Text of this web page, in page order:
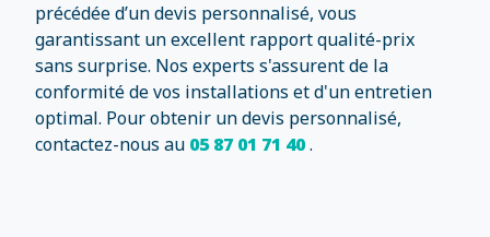
précédée d’un devis personnalisé, vous
garantissant un excellent rapport qualité-prix
sans surprise. Nos experts s'assurent de la
conformité de vos installations et d'un entretien
optimal. Pour obtenir un devis personnalisé,
contactez-nous au 05 87 01 71 40.